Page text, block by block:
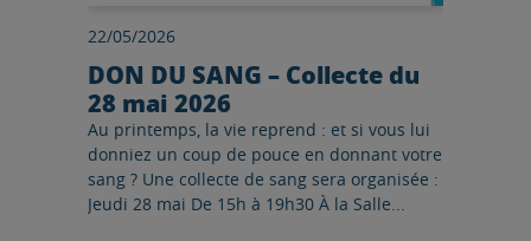
22/05/2026
DON DU SANG – Collecte du
28 mai 2026
Au printemps, la vie reprend : et si vous lui
donniez un coup de pouce en donnant votre
sang ? Une collecte de sang sera organisée :
Jeudi 28 mai De 15h à 19h30 À la Salle...